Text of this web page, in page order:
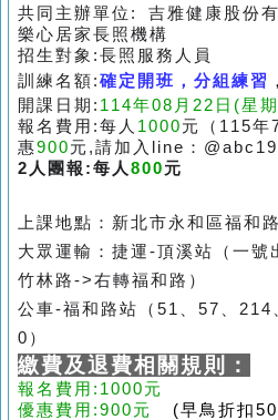
共同主辦單位: 吉雅健康股份
樂心居家長照機構
招生對象 :長照服務人員
訓練名額:確定開班，分組練習
開課日期: 114年08月22日(星
報名費用:每人 1000元（115年
惠900元,請加入line：
2人團報 :每人 800元
上課地點：新北市永和區福和
大眾運輸：捷運-頂溪站（一
竹林路->右轉福和路）
公車-福和路站（51、57、
0）
繳費及退費相關規則：
報名費用:1000元
優惠費用:900元
(早鳥折扣